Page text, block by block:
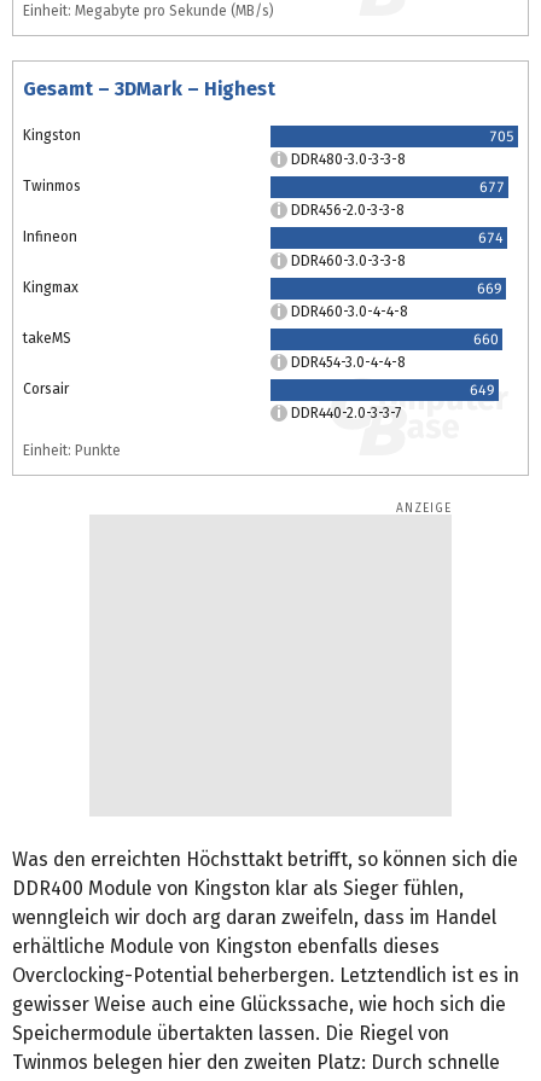
Einheit: Megabyte pro Sekunde (MB/s)
Gesamt – 3DMark – Highest
Kingston
705
DDR480-3.0-3-3-8
Twinmos
677
DDR456-2.0-3-3-8
Infineon
674
DDR460-3.0-3-3-8
Kingmax
669
DDR460-3.0-4-4-8
takeMS
660
DDR454-3.0-4-4-8
Corsair
649
DDR440-2.0-3-3-7
Einheit: Punkte
Was den erreichten Höchsttakt betrifft, so können sich die
DDR400 Module von Kingston klar als Sieger fühlen,
wenngleich wir doch arg daran zweifeln, dass im Handel
erhältliche Module von Kingston ebenfalls dieses
Overclocking-Potential beherbergen. Letztendlich ist es in
gewisser Weise auch eine Glückssache, wie hoch sich die
Speichermodule übertakten lassen. Die Riegel von
Twinmos belegen hier den zweiten Platz: Durch schnelle